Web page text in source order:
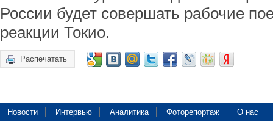
России будет совершать рабочие
реакции Токио.
Распечатать
Новости Интервью Аналитика Фоторепортаж О нас